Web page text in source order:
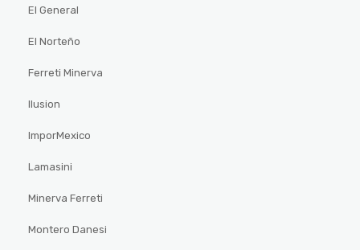
El General
El Norteño
Ferreti Minerva
Ilusion
ImporMexico
Lamasini
Minerva Ferreti
Montero Danesi